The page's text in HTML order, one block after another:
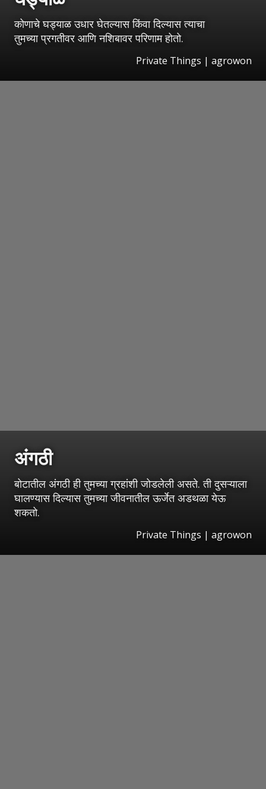
कोणाचे घड्याळ उधार घेतल्यास किंवा दिल्यास त्याचा
तुमच्या प्रगतीवर आणि नशिबावर परिणाम होतो.
Private Things | agrowon
अंगठी
बोटातील अंगठी ही तुमच्या ग्रहांशी जोडलेली असते. ती दुसऱ्याला
घालण्यास दिल्यास तुमच्या जीवनातील ऊर्जेत अडथळा येऊ
शकतो.
Private Things | agrowon